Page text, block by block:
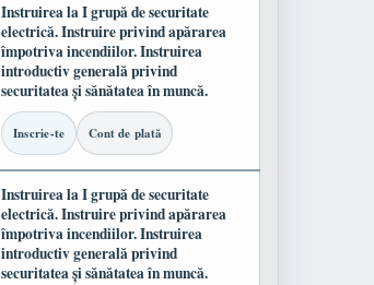
Instruirea la I grupă de securitate
electrică. Instruire privind apărarea
împotriva incendiilor. Instruirea
introductiv generală privind
securitatea și sănătatea în muncă.
Inscrie-te Cont de plată
Instruirea la I grupă de securitate
electrică. Instruire privind apărarea
împotriva incendiilor. Instruirea
introductiv generală privind
securitatea și sănătatea în muncă.